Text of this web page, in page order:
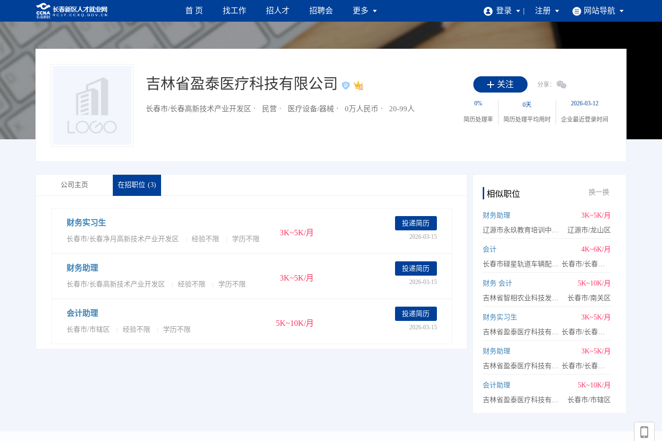
首 页 找工作 招人才 招聘会 更多 登录 注册 网站导航
注册简历 找工作
企业招人才
企业注册 | 找人才 | 掌上招聘
吉林省盈泰医疗科技有限公司
长春市/长春高新技术产业开发区 民营 医疗设备/器械 0万人民币 20-99人
关注 分享：
0%
简历处理率
0天
简历处理平均用时
2026-03-12
企业最近登录时间
公司主页 在招职位 (3)
财务实习生
长春市/长春净月高新技术产业开发区 经验不限 学历不限 2026-03-15
3K~5K/月
投递简历
财务助理
长春市/长春高新技术产业开发区 经验不限 学历不限 2026-03-15
3K~5K/月
投递简历
会计助理
长春市/市辖区 经验不限 学历不限 2026-03-15
5K~10K/月
投递简历
相似职位 换一换
财务助理
3K~5K/月
辽源市永玖教育培训中心有限公司
辽源市/龙山区
会计
4K~6K/月
长春市碌星轨道车辆配件有限公司
长春市/长春北湖科技开发区
财务 会计
5K~10K/月
吉林省智相农业科技发展有限公司
长春市/南关区
财务实习生
3K~5K/月
吉林省盈泰医疗科技有限公司
长春市/长春净月高新技术产业开发区
财务助理
3K~5K/月
吉林省盈泰医疗科技有限公司
长春市/长春高新技术产业开发区
会计助理
5K~10K/月
吉林省盈泰医疗科技有限公司
长春市/市辖区